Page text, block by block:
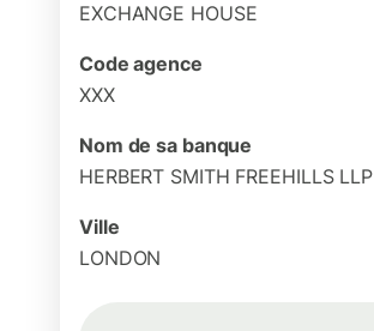
EXCHANGE HOUSE
Code agence
XXX
Nom de sa banque
HERBERT SMITH FREEHILLS LLP
Ville
LONDON